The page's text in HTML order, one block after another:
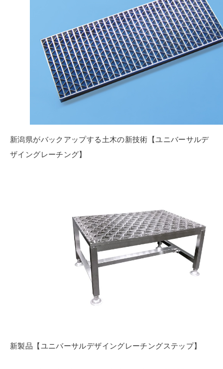
新潟県がバックアップする土木の新技術【ユニバーサルデ
ザイングレーチング】
新製品【ユニバーサルデザイングレーチングステップ】